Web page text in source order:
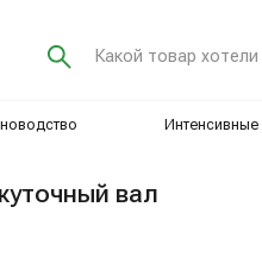
Какой товар хотели бы
вал